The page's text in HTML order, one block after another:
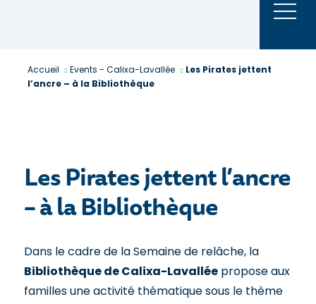
Accueil Events - Calixa-Lavallée
Les Pirates jettent
l’ancre – à la Bibliothèque
Les Pirates jettent l’ancre
– à la Bibliothèque
Dans le cadre de la Semaine de relâche, la
Bibliothèque de Calixa-Lavalléepropose aux
familles une activité thématique sous le thème